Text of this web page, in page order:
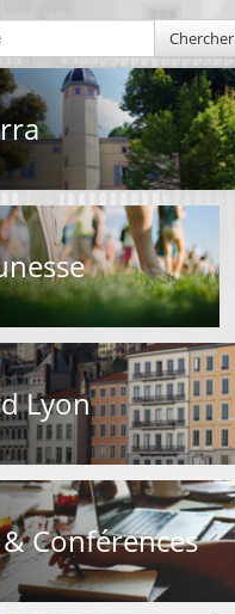
Chercher
Lyon
Conférences